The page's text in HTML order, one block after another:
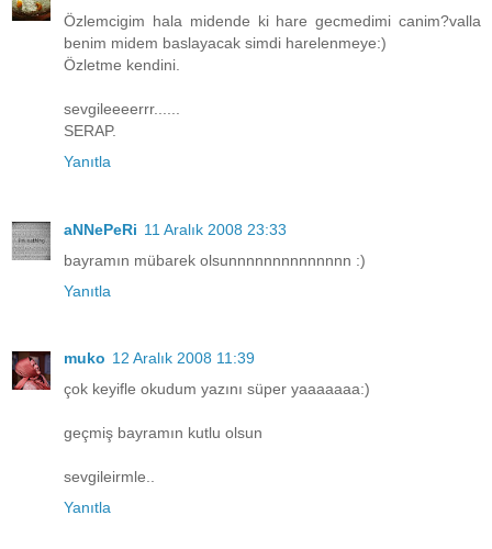
Özlemcigim hala midende ki hare gecmedimi canim?valla
benim midem baslayacak simdi harelenmeye:)
Özletme kendini.
sevgileeeerrr......
SERAP.
Yanıtla
aNNePeRi 11 Aralık 2008 23:33
bayramın mübarek olsunnnnnnnnnnnnnn :)
Yanıtla
muko 12 Aralık 2008 11:39
çok keyifle okudum yazını süper yaaaaaaa:)
geçmiş bayramın kutlu olsun
sevgileirmle..
Yanıtla